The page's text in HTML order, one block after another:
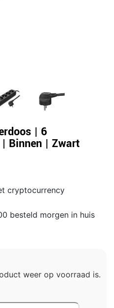
| 6
Binnen | Zwart
cryptocurrency
besteld morgen in huis
weer op voorraad is.